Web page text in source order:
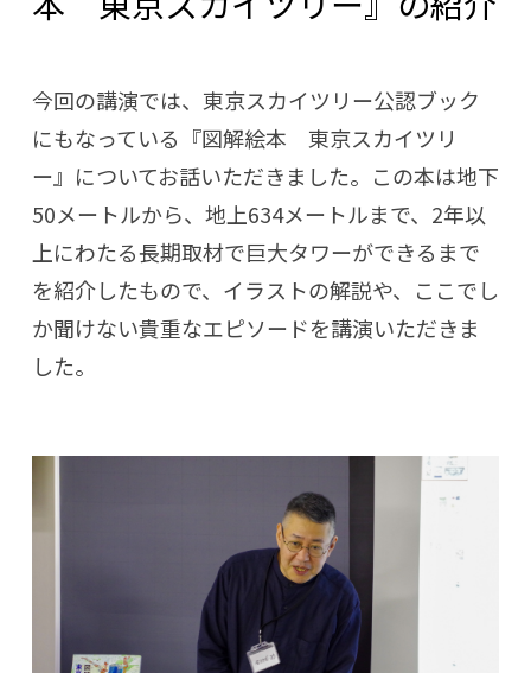
今回の講演では、東京スカイツリー公認ブック
にもなっている『図解絵本 東京スカイツリ
ー』についてお話いただきました。この本は地下
50メートルから、地上634メートルまで、2年以
上にわたる長期取材で巨大タワーができるまで
を紹介したもので、イラストの解説や、ここでし
か聞けない貴重なエピソードを講演いただきま
した。